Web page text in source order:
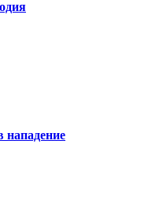
нападение